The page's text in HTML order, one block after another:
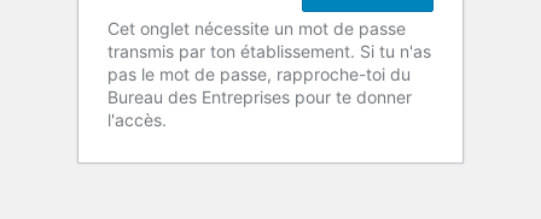
Cet onglet nécessite un mot de passe
transmis par ton établissement. Si tu n'as
pas le mot de passe, rapproche-toi du
Bureau des Entreprises pour te donner
l'accès.